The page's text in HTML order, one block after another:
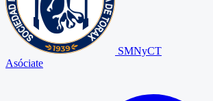
SMNyCT
Asóciate